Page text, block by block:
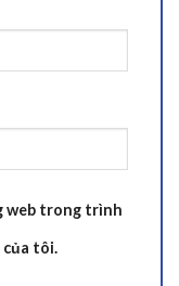
web trong trình
của tôi.